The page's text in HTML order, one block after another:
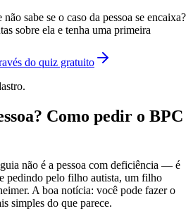
sabe se o caso da pessoa se encaixa?
sobre ela e tenha uma primeira
do quiz gratuito
Como pedir o BPC
não é a pessoa com deficiência — é
pedindo pelo filho autista, um filho
A boa notícia: você pode fazer o
simples do que parece.